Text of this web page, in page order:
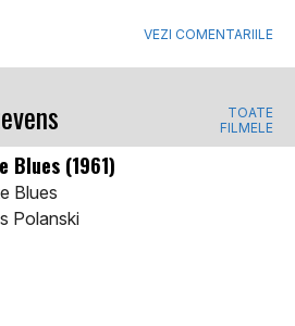
VEZI COMENTARIILE
TOATE
FILMELE
Blues (1961)
Blues
Polanski